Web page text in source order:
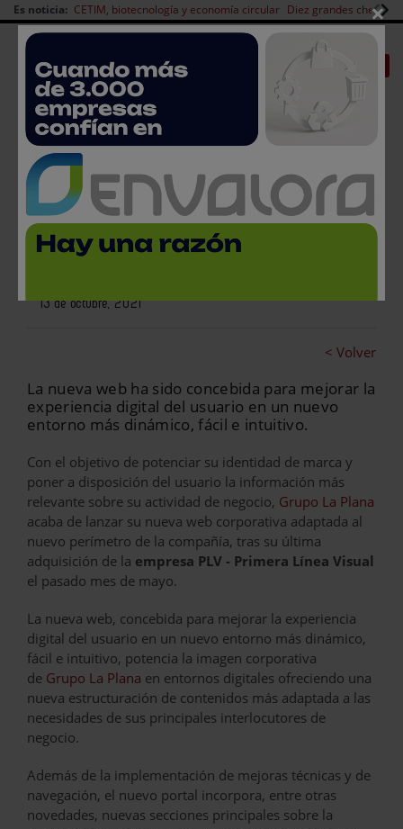
Es noticia: CETIM, biotecnología y economía circular Diez grandes chefs
Redes Sociales
Es noticia
| CANAL EMPLEO Login empresas Registro
Grupo La Plana estrena nueva
web corporativa
13 de octubre, 2021
< Volver
La nueva web ha sido concebida para mejorar la
experiencia digital del usuario en un nuevo
entorno más dinámico, fácil e intuitivo.
Con el objetivo de potenciar su identidad de marca y
poner a disposición del usuario la información más
relevante sobre su actividad de negocio, Grupo La Plana
acaba de lanzar su nueva web corporativa adaptada al
nuevo perímetro de la compañía, tras su última
adquisición de la empresa PLV - Primera Línea Visual
el pasado mes de mayo.
La nueva web, concebida para mejorar la experiencia
digital del usuario en un nuevo entorno más dinámico,
fácil e intuitivo, potencia la imagen corporativa
de Grupo La Plana en entornos digitales ofreciendo una
nueva estructuración de contenidos más adaptada a las
necesidades de sus principales interlocutores de
negocio.
Además de la implementación de mejoras técnicas y de
navegación, el nuevo portal incorpora, entre otras
novedades, nuevas secciones principales sobre la
×